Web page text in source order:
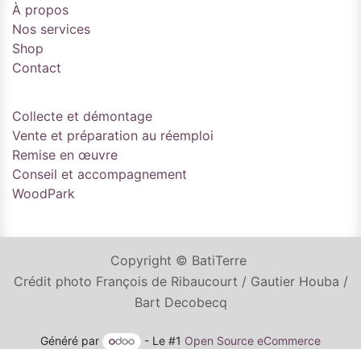
À propos
Nos services
Shop
Contact
Collecte et démontage
Vente et préparation au réemploi
Remise en œuvre
Conseil et accompagnement
WoodPark
Copyright © BatiTerre
Crédit photo François de Ribaucourt / Gautier Houba /
Bart Decobecq
Généré par - Le #1 Open Source eCommerce